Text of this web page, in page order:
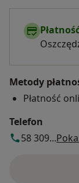
Metody
Płatność
Telefon
58 309...